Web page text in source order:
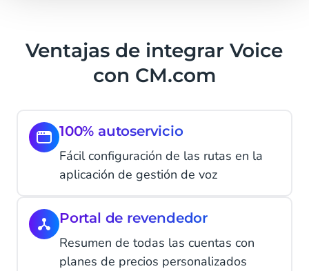
Ventajas de integrar Voice
con CM.com
100% autoservicio
Fácil configuración de las rutas en la
aplicación de gestión de voz
Portal de revendedor
Resumen de todas las cuentas con
planes de precios personalizados